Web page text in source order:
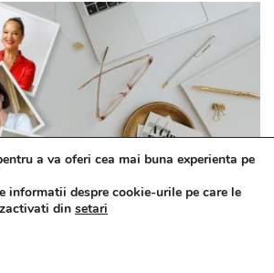
a va oferi cea mai buna experienta pe
informatii despre cookie-urile pe care le
din setari